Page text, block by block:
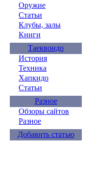
Оружие
Статьи
Клубы, залы
Книги
Таеквондо
История
Техника
Хапкидо
Статьи
Разное
Обзоры сайтов
Разное
Добавить статью